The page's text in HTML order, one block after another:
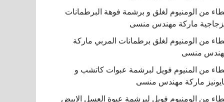
من الومنيوم لغلق و برشمة فوهة البرطمانات
ماركة مهندس منسى
من الومنيوم لغلق برطمانات المربي ماركة
منسى
من المنيوم فويل لبرشمة عبوات كاتشب و
ماركة مهندس منسى
من الومنيوم فويل لبرشمة عبوة العسل الابيض